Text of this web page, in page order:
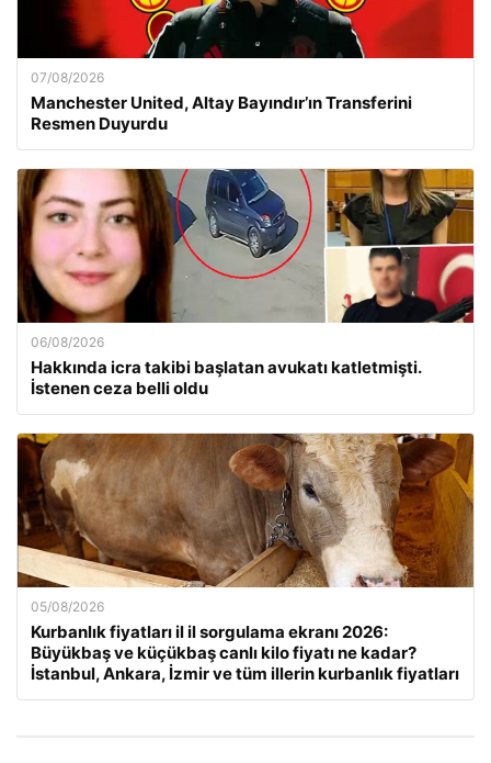
07/08/2026
Manchester United, Altay Bayındır’ın Transferini
Resmen Duyurdu
06/08/2026
Hakkında icra takibi başlatan avukatı katletmişti.
İstenen ceza belli oldu
05/08/2026
Kurbanlık fiyatları il il sorgulama ekranı 2026:
Büyükbaş ve küçükbaş canlı kilo fiyatı ne kadar?
İstanbul, Ankara, İzmir ve tüm illerin kurbanlık fiyatları